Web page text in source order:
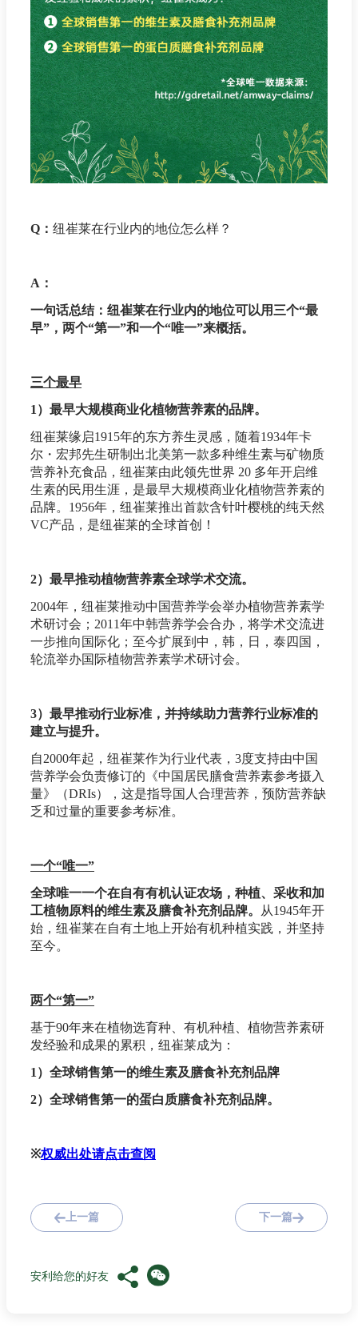
Q： 纽崔莱在行业内的地位怎么样？
A：
一句话总结：纽崔莱在行业内的地位可以用三个“最
早”，两个“第一”和一个“唯一”来概括。
三个最早
1）最早大规模商业化植物营养素的品牌。
纽崔莱缘启1915年的东方养生灵感，随着1934年卡
尔・宏邦先生研制出北美第一款多种维生素与矿物质
营养补充食品，纽崔莱由此领先世界 20 多年开启维
生素的民用生涯，是最早大规模商业化植物营养素的
品牌。1956年，纽崔莱推出首款含针叶樱桃的纯天然
VC产品，是纽崔莱的全球首创！
2）最早推动植物营养素全球学术交流。
2004年，纽崔莱推动中国营养学会举办植物营养素学
术研讨会；2011年中韩营养学会合办，将学术交流进
一步推向国际化；至今扩展到中，韩，日，泰四国，
轮流举办国际植物营养素学术研讨会。
3）最早推动行业标准，并持续助力营养行业标准的
建立与提升。
自2000年起，纽崔莱作为行业代表，3度支持由中国
营养学会负责修订的《中国居民膳食营养素参考摄入
量》（DRIs），这是指导国人合理营养，预防营养缺
乏和过量的重要参考标准。
一个“唯一”
全球唯一一个在自有有机认证农场，种植、采收和加
工植物原料的维生素及膳食补充剂品牌。
从1945年开
始，纽崔莱在自有土地上开始有机种植实践，并坚持
至今。
两个“第一”
基于90年来在植物选育种、有机种植、植物营养素研
发经验和成果的累积，纽崔莱成为：
1）全球销售第一的维生素及膳食补充剂品牌
2）全球销售第一的蛋白质膳食补充剂品牌。
※权威出处请点击查阅
上一篇 下一篇
安利给您的好友